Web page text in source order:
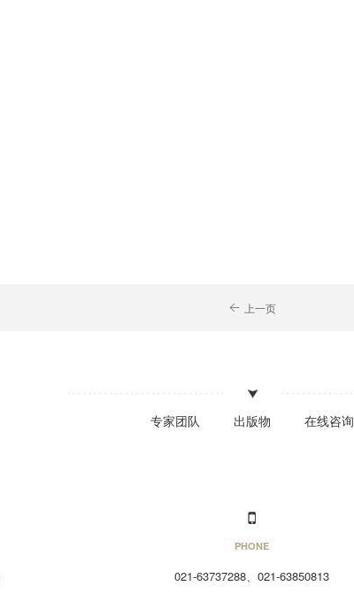
上一页
专家团队 出版物 在线咨询
PHONE
021-63737288、021-63850813